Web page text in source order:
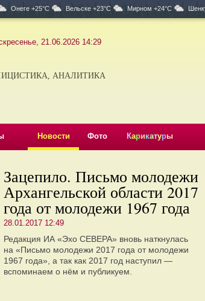
Онеге +25°C Вельске +23°C Мирном +24°C
21.06.2026 14:29
АНАЛИТИКА
Новости Фото Карикатуры
Зацепило. Письмо молодежи
Архангельской области 2017
года от молодежи 1967 года
28.01.2017 12:49
Редакция ИА «Эхо СЕВЕРА» вновь наткнулась
на «Письмо молодежи 2017 года от молодежи
1967 года», а так как 2017 год наступил —
вспоминаем о нём и публикуем.